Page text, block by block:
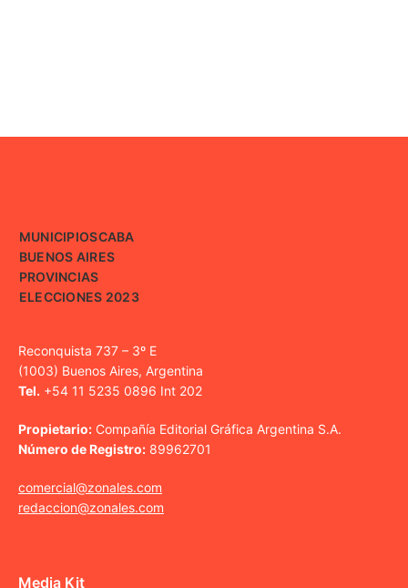
MUNICIPIOSCABA
BUENOS AIRES
PROVINCIAS
ELECCIONES 2023
Reconquista 737 – 3º E
(1003) Buenos Aires, Argentina
Tel. +54 11 5235 0896 Int 202
Propietario: Compañía Editorial Gráfica Argentina S.A.
Número de Registro: 89962701
comercial@zonales.com
redaccion@zonales.com
Media Kit